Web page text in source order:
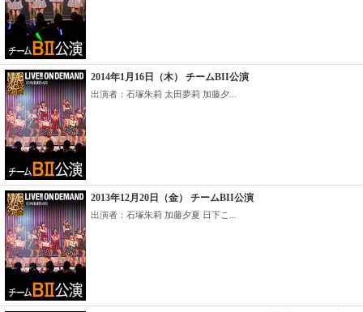
2014年1月16日（木） チームBII公演
出演者：石塚朱莉 太田夢莉 加藤夕...
2013年12月20日（金） チームBII公演
出演者：石塚朱莉 加藤夕夏 日下こ...